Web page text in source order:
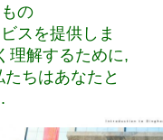
の
スを提供しま
理解するために,
ちはあなたと